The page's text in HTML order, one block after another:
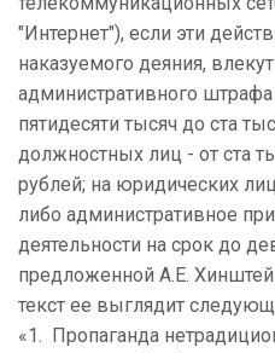
"Интернет"), если эти
наказуемого деяния,
административного
пятидесяти тысяч до ста
должностных лиц - от ста
рублей; на юридических
либо административное
деятельности на срок до
предложенной А.Е.
текст ее выглядит
«1. Пропаганда